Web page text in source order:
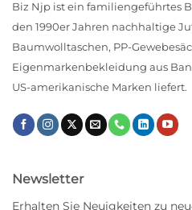
Biz Njp ist ein familiengeführtes
den 1990er Jahren nachhaltige
Baumwolltaschen, PP-
Eigenmarkenbekleidung aus
US-amerikanische Marken liefert.
Newsletter
Erhalten Sie Neuigkeiten zu